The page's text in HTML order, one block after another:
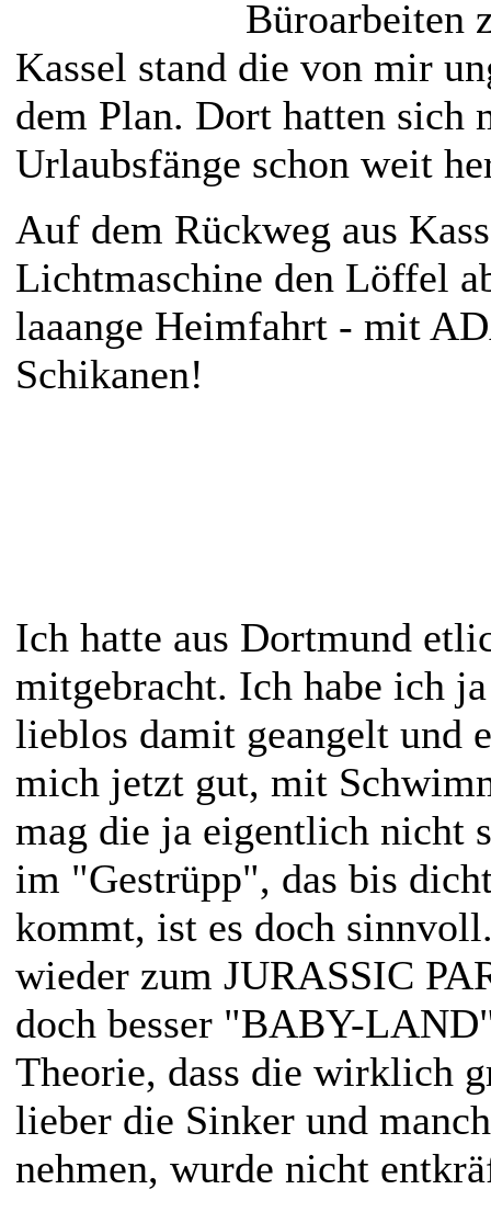
Büroarbeiten
Kassel stand die von mir
dem Plan. Dort hatten sich
Urlaubsfänge schon weit
Auf dem Rückweg aus
Lichtmaschine den Löffel
laaange Heimfahrt - mit
Schikanen!
Ich hatte aus Dortmund
mitgebracht. Ich habe ich
lieblos damit geangelt und
mich jetzt gut, mit
mag die ja eigentlich nicht
im "Gestrüpp", das bis
kommt, ist es doch
wieder zum JURASSIC
doch besser "BABY-
Theorie, dass die wirklich
lieber die Sinker und
nehmen, wurde nicht